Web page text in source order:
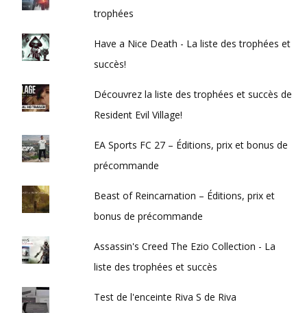
trophées
Have a Nice Death - La liste des trophées et
succès!
Découvrez la liste des trophées et succès de
Resident Evil Village!
EA Sports FC 27 – Éditions, prix et bonus de
précommande
Beast of Reincarnation – Éditions, prix et
bonus de précommande
Assassin's Creed The Ezio Collection - La
liste des trophées et succès
Test de l'enceinte Riva S de Riva